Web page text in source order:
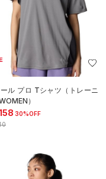
ル プロ Tシャツ（トレーニ
）
30%OFF